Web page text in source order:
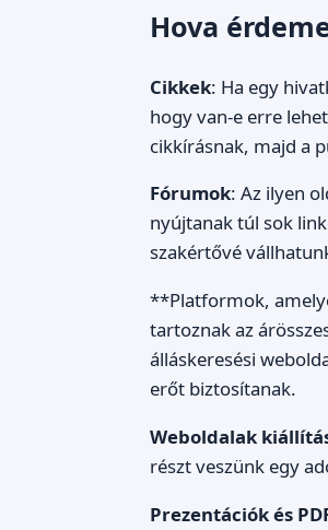
Hova
Cikkek: Ha egy
hogy van-e erre
cikkírásnak, majd a
Fórumok: Az ilyen
nyújtanak túl sok
szakértővé
**Platformok,
tartoznak az
álláskeresési
erőt biztosítanak.
Weboldalak
részt veszünk egy
Prezentációk és